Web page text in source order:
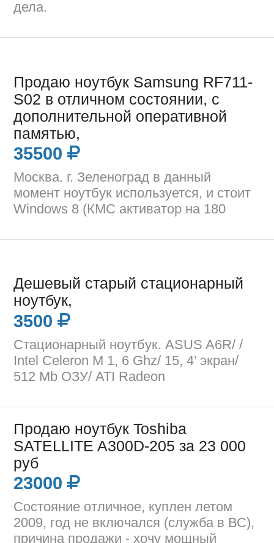
дела.
Продаю ноутбук Samsung RF711-
S02 в отличном состоянии, с
дополнительной оперативной
памятью,
35500
Москва. г. Зеленоград в данный
момент ноутбук используется, и стоит
Windows 8 (КМС активатор на 180
Дешевый старый стационарный
ноутбук,
3500
Стационарный ноутбук. ASUS A6R/ /
Intel Celeron M 1, 6 Ghz/ 15, 4’ экран/
512 Mb ОЗУ/ ATI Radeon
Продаю ноутбук Toshiba
SATELLITE A300D-205 за 23 000
руб
23000
Состояние отличное, куплен летом
2009, год не включался (служба в ВС),
причина продажи - хочу мощный